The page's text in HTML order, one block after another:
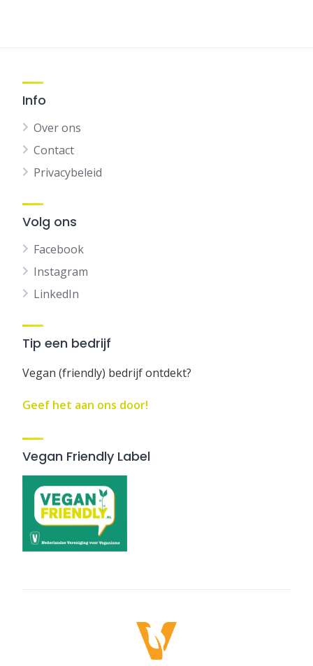
Info
Over ons
Contact
Privacybeleid
Volg ons
Facebook
Instagram
LinkedIn
Tip een bedrijf
Vegan (friendly) bedrijf ontdekt?
Geef het aan ons door!
Vegan Friendly Label